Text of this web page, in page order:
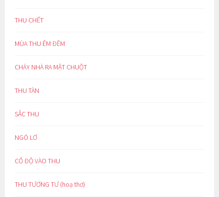
THU CHẾT
MÙA THU ÊM ĐỀM
CHÁY NHÀ RA MẶT CHUỘT
THU TÀN
SẮC THU
NGÓ LƠ
CỔ ĐỘ VÀO THU
THU TƯƠNG TƯ (hoạ thơ)